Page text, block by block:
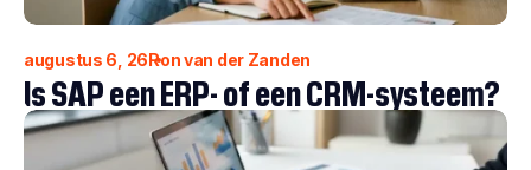
augustus 6, 26Ron van der Zanden
Is SAP een ERP- of een CRM-systeem?